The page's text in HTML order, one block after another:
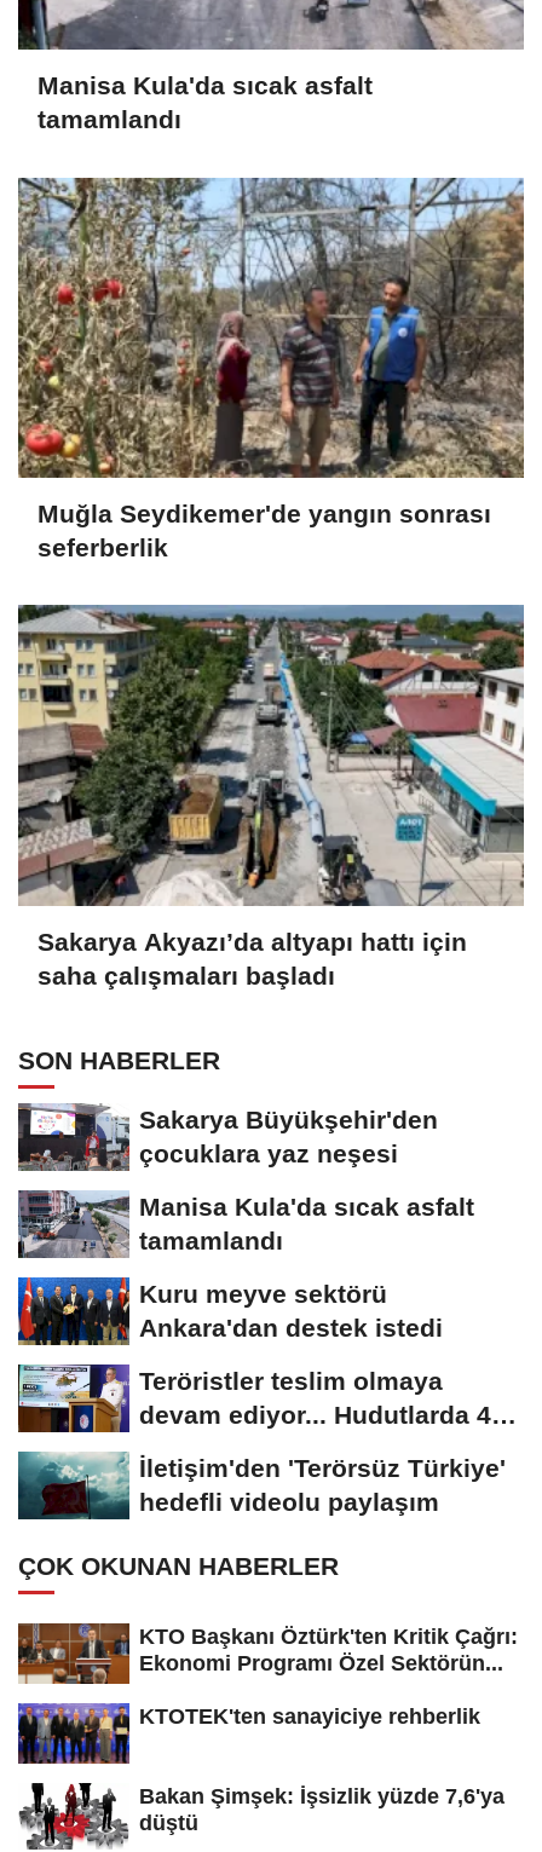
Manisa Kula'da sıcak asfalt
tamamlandı
Muğla Seydikemer'de yangın sonrası
seferberlik
Sakarya Akyazı’da altyapı hattı için
saha çalışmaları başladı
SON HABERLER
Sakarya Büyükşehir'den
çocuklara yaz neşesi
Manisa Kula'da sıcak asfalt
tamamlandı
Kuru meyve sektörü
Ankara'dan destek istedi
Teröristler teslim olmaya
devam ediyor... Hudutlarda 490
kişi yakalandı
İletişim'den 'Terörsüz Türkiye'
hedefli videolu paylaşım
ÇOK OKUNAN HABERLER
KTO Başkanı Öztürk'ten Kritik Çağrı:
Ekonomi Programı Özel Sektörün...
KTOTEK'ten sanayiciye rehberlik
Bakan Şimşek: İşsizlik yüzde 7,6'ya
düştü